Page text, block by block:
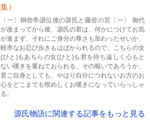
集）
〔一〕桐壺帝譲位後の源氏と藤壺の宮〔一〕 御代
が改まってから後、源氏の君は、何かにつけてお気
が進まず、それにご身分の尊さも加わったせいか、
軽率なお忍び歩きもはばかられるので、こちらの女
(ひと)もあちらの女(ひと)も君を待ち遠しく心もと
ない嘆きを重ねておられる、その報いであろうか、
君ご自身としても、やはり自分につれないお方のお
心をどこまでも恨めしくお嘆きになっていらっしゃ
る。
源氏物語に関連する記事をもっと見る